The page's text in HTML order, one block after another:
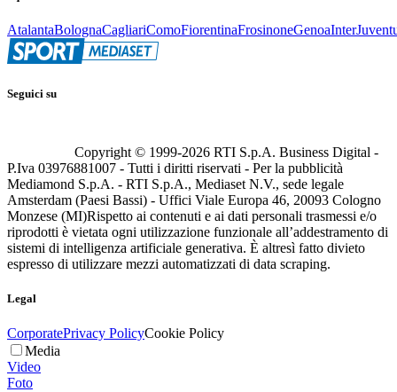
AtalantaBolognaCagliariComoFiorentinaFrosinoneGenoaInter
Seguici su
Copyright © 1999-2026 RTI S.p.A. Business Digital -
P.Iva 03976881007 - Tutti i diritti riservati - Per la pubblicità
Mediamond S.p.A. - RTI S.p.A., Mediaset N.V., sede legale
Amsterdam (Paesi Bassi) - Uffici Viale Europa 46, 20093 Cologno
Monzese (MI)Rispetto ai contenuti e ai dati personali trasmessi e/o
riprodotti è vietata ogni utilizzazione funzionale all’addestramento di
sistemi di intelligenza artificiale generativa. È altresì fatto divieto
espresso di utilizzare mezzi automatizzati di data scraping.
Legal
CorporatePrivacy PolicyCookie Policy
Media
Video
Foto